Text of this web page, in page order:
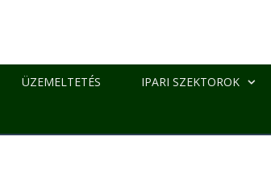
ÜZEMELTETÉS IPARI SZEKTOROK